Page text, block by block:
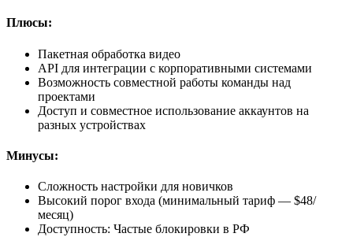
Плюсы:
Пакетная обработка видео
API для интеграции с корпоративными системами
Возможность совместной работы команды над
проектами
Доступ и совместное использование аккаунтов на
разных устройствах
Минусы:
Сложность настройки для новичков
Высокий порог входа (минимальный тариф — $48/
месяц)
Доступность: Частые блокировки в РФ